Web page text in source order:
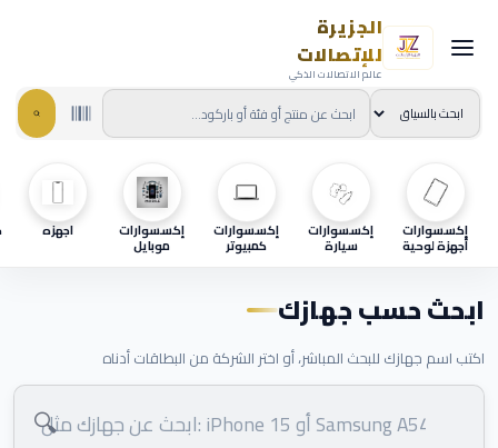
الجزيرة
للإتصالات
عالم الاتصالات الذكي
إكسسوارات
أجهزة لوحية
إكسسوارات
سيارة
إكسسوارات
كمبيوتر
إكسسوارات
موبايل
اجهزه
ابحث حسب جهازك
اكتب اسم جهازك للبحث المباشر، أو اختر الشركة من البطاقات أدناه
🔍